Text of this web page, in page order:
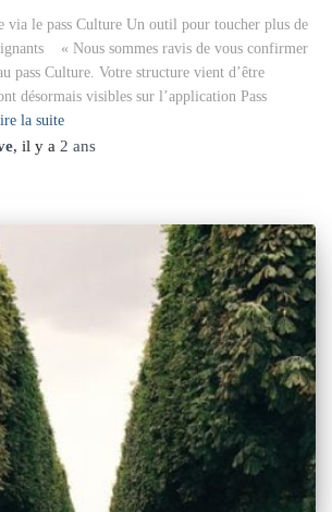
le pass Culture Un outil pour toucher plus de
« Nous sommes ravis de vous confirmer
pass Culture. Votre structure vient d’être
désormais visibles sur l’application Pass
la suite
, il y a 2 ans